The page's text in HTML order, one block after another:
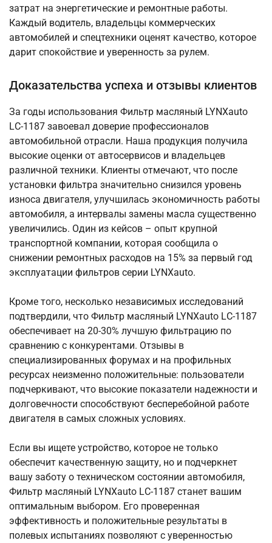
затрат на энергетические и ремонтные работы.
Каждый водитель, владельцы коммерческих
автомобилей и спецтехники оценят качество, которое
дарит спокойствие и уверенность за рулем.
Доказательства успеха и отзывы клиентов
За годы использования Фильтр масляный LYNXauto
LС-1187 завоевал доверие профессионалов
автомобильной отрасли. Наша продукция получила
высокие оценки от автосервисов и владельцев
различной техники. Клиенты отмечают, что после
установки фильтра значительно снизился уровень
износа двигателя, улучшилась экономичность работы
автомобиля, а интервалы замены масла существенно
увеличились. Один из кейсов – опыт крупной
транспортной компании, которая сообщила о
снижении ремонтных расходов на 15% за первый год
эксплуатации фильтров серии LYNXauto.
Кроме того, несколько независимых исследований
подтвердили, что Фильтр масляный LYNXauto LС-1187
обеспечивает на 20-30% лучшую фильтрацию по
сравнению с конкурентами. Отзывы в
специализированных форумах и на профильных
ресурсах неизменно положительные: пользователи
подчеркивают, что высокие показатели надежности и
долговечности способствуют бесперебойной работе
двигателя в самых сложных условиях.
Если вы ищете устройство, которое не только
обеспечит качественную защиту, но и подчеркнет
вашу заботу о техническом состоянии автомобиля,
Фильтр масляный LYNXauto LС-1187 станет вашим
оптимальным выбором. Его проверенная
эффективность и положительные результаты в
полевых испытаниях позволяют с уверенностью